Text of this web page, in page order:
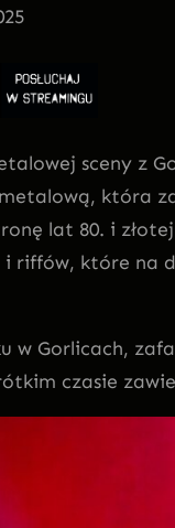
sceny z
która
lat 80. i
i riffów, które na
w Gorlicach,
czasie